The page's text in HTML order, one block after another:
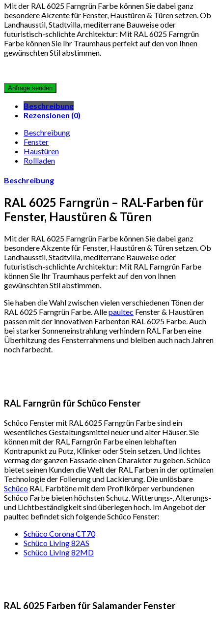
Mit der RAL 6025 Farngrün Farbe können Sie dabei ganz
besondere Akzente für Fenster, Haustüren & Türen setzen. Ob
Landhausstil, Stadtvilla, mediterrane Bauweise oder
futuristisch-schlichte Architektur: Mit RAL 6025 Farngrün
Farbe können Sie Ihr Traumhaus perfekt auf den von Ihnen
gewünschten Stil abstimmen.
Beschreibung
Rezensionen (0)
Beschreibung
Fenster
Haustüren
Rollladen
Beschreibung
RAL 6025 Farngrün – RAL-Farben für
Fenster, Haustüren & Türen
Mit der RAL 6025 Farngrün Farbe können Sie dabei ganz
besondere Akzente für Fenster, Haustüren & Türen setzen. Ob
Landhausstil, Stadtvilla, mediterrane Bauweise oder
futuristisch-schlichte Architektur: Mit RAL Farngrün Farbe
können Sie Ihr Traumhaus perfekt auf den von Ihnen
gewünschten Stil abstimmen.
Sie haben die Wahl zwischen vielen verschiedenen Tönen der
RAL 6025 Farngrün Farbe. Allepaultec Fenster & Haustüren
passen mit der innovativen Farbenton RAL 6025 Farbe. Auch
bei starker Sonneneinstrahlung verhindern RAL Farben eine
Überhitzung des Fensterrahmens und bleiben auch nach Jahren
noch farbecht.
RAL Farngrün für Schüco Fenster
Schüco Fenster mit RAL 6025 Farngrün Farbe sind ein
wesentliches Gestaltungsmittel neuer und alter Häuser. Sie
können mit der RAL Farngrün Farbe einen lebhaften
Kontrapunkt zu Putz, Klinker oder Stein setzen. Und lichtes
vermag der ganzen Fassade einen Charakter zu geben. Schüco
bietet seinen Kunden die Welt der RAL Farben in der optimalen
Technologie der Folierung und Lackierung. Die unlösbare
Schüco RAL Farbtöne mit dem Profilkörper verbundenen
Schüco Farbe bieten höchsten Schutz. Witterungs-, Alterungs-
und Lichtbeständigkeit sind überlegen hoch. Im Angebot der
paultec befindet sich folgende Schüco Fenster:
Schüco Corona CT70
Schüco LivIng 82AS
Schüco LivIng 82MD
RAL 6025 Farben für Salamander Fenster